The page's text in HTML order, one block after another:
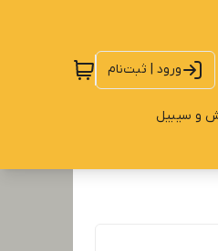
ورود | ثبت‌نام
و سیبیل